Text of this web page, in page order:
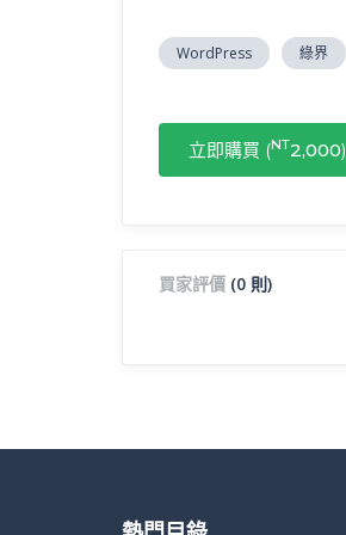
WordPress 綠界
立即購買 (NT2,000)
買家評價 (0 則)